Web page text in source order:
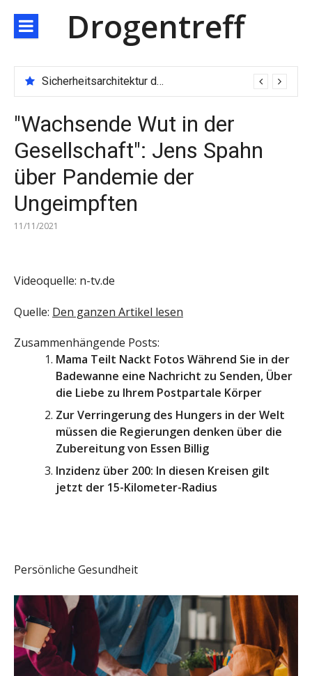
zum
Inhalt
Drogentreff
Sicherheitsarchitektur der nächsten Generation: JARXE kombiniert Multi-Wallet und MPC als Schutzschild für digitales Vertrauen
"Wachsende Wut in der
Gesellschaft": Jens Spahn
über Pandemie der
Ungeimpften
11/11/2021
Videoquelle: n-tv.de
Quelle: Den ganzen Artikel lesen
Zusammenhängende Posts:
Mama Teilt Nackt Fotos Während Sie in der
Badewanne eine Nachricht zu Senden, Über
die Liebe zu Ihrem Postpartale Körper
Zur Verringerung des Hungers in der Welt
müssen die Regierungen denken über die
Zubereitung von Essen Billig
Inzidenz über 200: In diesen Kreisen gilt
jetzt der 15-Kilometer-Radius
Persönliche Gesundheit